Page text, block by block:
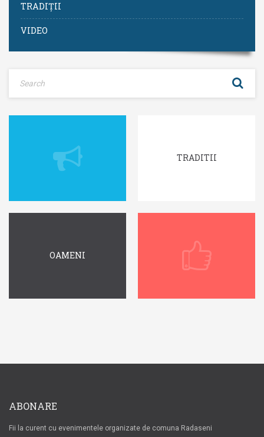
TRADIȚII
VIDEO
TRADITII
OAMENI
ABONARE
Fii la curent cu evenimentele organizate de comuna Radaseni